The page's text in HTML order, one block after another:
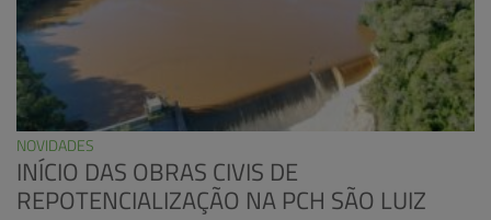
NOVIDADES
INÍCIO DAS OBRAS CIVIS DE
REPOTENCIALIZAÇÃO NA PCH SÃO LUIZ